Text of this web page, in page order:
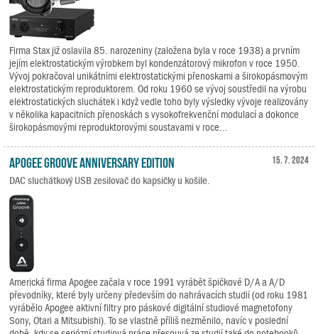
Firma Stax již oslavila 85. narozeniny (založena byla v roce 1938) a prvním
jejím elektrostatickým výrobkem byl kondenzátorový mikrofon v roce 1950.
Vývoj pokračoval unikátními elektrostatickými přenoskami a širokopásmovým
elektrostatickým reproduktorem. Od roku 1960 se vývoj soustředil na výrobu
elektrostatických sluchátek i když vedle toho byly výsledky vývoje realizovány
v několika kapacitních přenoskách s vysokofrekvenční modulací a dokonce
širokopásmovými reproduktorovými soustavami v roce...
15. 7. 2024
Apogee Groove Anniversary Edition
DAC sluchátkový USB zesilovač do kapsičky u košile.
Americká firma Apogee začala v roce 1991 vyrábět špičkové D/A a A/D
převodníky, které byly určeny především do nahrávacích studií (od roku 1981
vyrábělo Apogee aktivní filtry pro páskové digitální studiové magnetofony
Sony, Otari a Mitsubishi). To se vlastně příliš nezměnilo, navíc v poslední